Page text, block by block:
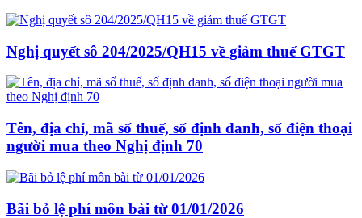
Nghị quyết sô 204/2025/QH15 về giảm thuế GTGT
Tên, địa chỉ, mã số thuế, số định danh, số điện thoại
người mua theo Nghị định 70
Bãi bỏ lệ phí môn bài từ 01/01/2026